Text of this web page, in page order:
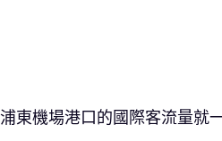
東機場港口的國際客流量就